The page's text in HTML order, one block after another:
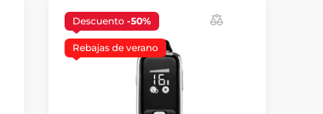
Descuento -50%
Rebajas de verano